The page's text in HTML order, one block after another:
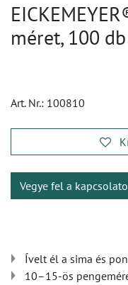
méret, 100 db
Art. Nr.: 100810
Vegye fel a
Ívelt él a sima és
10–15-ös